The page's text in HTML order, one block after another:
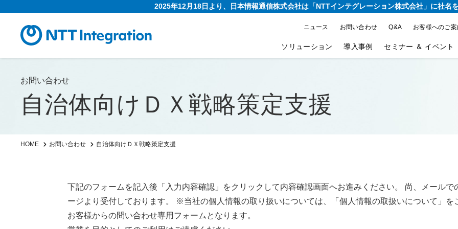
2025年12月18日より、日本情報通信株式会社は「NTTインテグレーション株式会社」に社名
ニュース お問い合わせ Q&A お客様へのご
ソリューション 導入事例 セミナー ＆ イベント
お問い合わせ
自治体向けＤＸ戦略策定支援
HOME お問い合わせ 自治体向けＤＸ戦略策定支援
下記のフォームを記入後「入力内容確認」をクリックして内容確認画面へお進みください。 尚、メール
ージより受付しております。 ※当社の個人情報の取り扱いについては、「個人情報の取扱いについて」
お客様からの問い合わせ専用フォームとなります。